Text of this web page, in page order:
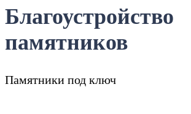
Благоустройство
памятников
Памятники под ключ